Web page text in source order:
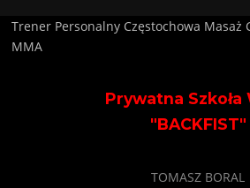
Trener Personalny Częstochowa Masaż
MMA
Prywatna Szkoła
"BACKFIST"
TOMASZ BORAL